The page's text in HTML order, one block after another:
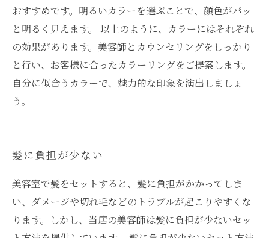
おすすめです。明るいカラーを選ぶことで、顔色がパッ
と明るく見えます。 以上のように、カラーにはそれぞれ
の効果があります。美容師とカウンセリングをしっかり
と行い、お客様に合ったカラーリングをご提案します。
自分に似合うカラーで、魅力的な印象を演出しましょ
う。
髪に負担が少ない
美容室で髪をセットすると、髪に負担がかかってしま
い、ダメージや切れ毛などのトラブルが起こりやすくな
ります。しかし、当店の美容師は髪に負担が少ないセッ